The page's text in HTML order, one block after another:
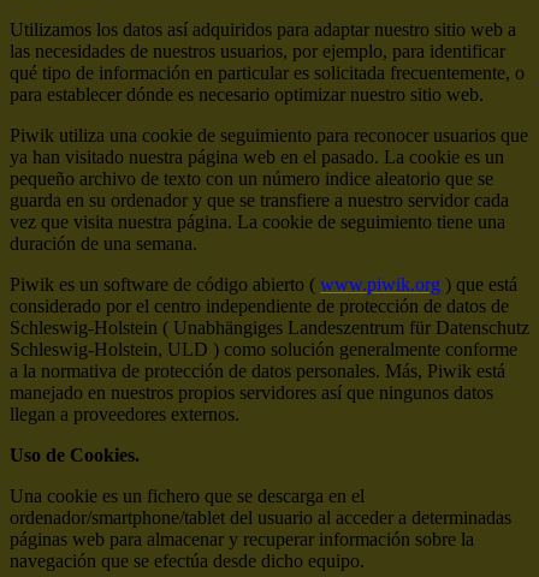
Utilizamos los datos así adquiridos para adaptar nuestro sitio web a
las necesidades de nuestros usuarios, por ejemplo, para identificar
qué tipo de información en particular es solicitada frecuentemente, o
para establecer dónde es necesario optimizar nuestro sitio web.
Piwik utiliza una cookie de seguimiento para reconocer usuarios que
ya han visitado nuestra página web en el pasado. La cookie es un
pequeño archivo de texto con un número indice aleatorio que se
guarda en su ordenador y que se transfiere a nuestro servidor cada
vez que visita nuestra página. La cookie de seguimiento tiene una
duración de una semana.
Piwik es un software de código abierto ( www.piwik.org ) que está
considerado por el centro independiente de protección de datos de
Schleswig-Holstein ( Unabhängiges Landeszentrum für Datenschutz
Schleswig-Holstein, ULD ) como solución generalmente conforme
a la normativa de protección de datos personales. Más, Piwik está
manejado en nuestros propios servidores así que ningunos datos
llegan a proveedores externos.
Uso de Cookies.
Una cookie es un fichero que se descarga en el
ordenador/smartphone/tablet del usuario al acceder a determinadas
páginas web para almacenar y recuperar información sobre la
navegación que se efectúa desde dicho equipo.